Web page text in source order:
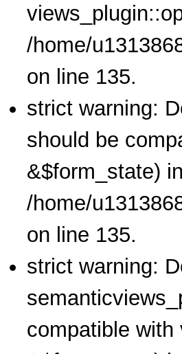
/home/
on line 135.
strict warning:
should be
&$form_state) in
/home/
on line 135.
strict warning:
compatible with